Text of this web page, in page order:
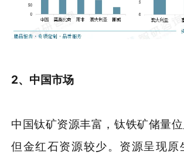
2、 中国市场
中国钛矿资源丰富，钛铁矿储量位
但金红石资源较少。资源呈现原